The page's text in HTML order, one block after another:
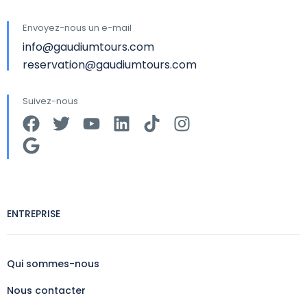
Envoyez-nous un e-mail
info@gaudiumtours.com
reservation@gaudiumtours.com
Suivez-nous
ENTREPRISE
Qui sommes-nous
Nous contacter